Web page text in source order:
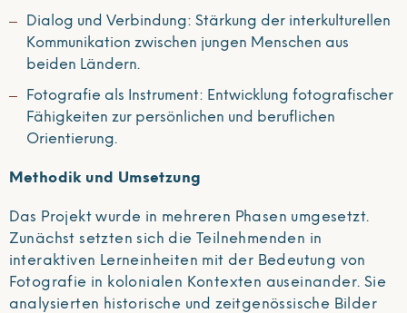
Dialog und Verbindung: Stärkung der interkulturellen
Kommunikation zwischen jungen Menschen aus
beiden Ländern.
Fotografie als Instrument: Entwicklung fotografischer
Fähigkeiten zur persönlichen und beruflichen
Orientierung.
Methodik und Umsetzung
Das Projekt wurde in mehreren Phasen umgesetzt.
Zunächst setzten sich die Teilnehmenden in
interaktiven Lerneinheiten mit der Bedeutung von
Fotografie in kolonialen Kontexten auseinander. Sie
analysierten historische und zeitgenössische Bilder